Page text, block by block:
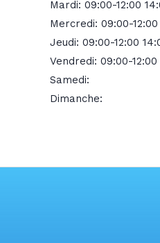
Mardi: 09:00-12:00
Mercredi: 09:00-
Jeudi: 09:00-12:00
Vendredi: 09:00-
Samedi:
Dimanche: